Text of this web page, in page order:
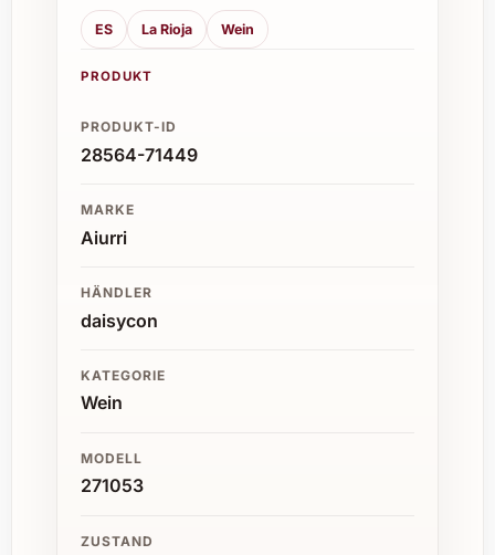
ES La Rioja Wein
PRODUKT
PRODUKT-ID
28564-71449
MARKE
Aiurri
HÄNDLER
daisycon
KATEGORIE
Wein
MODELL
271053
ZUSTAND